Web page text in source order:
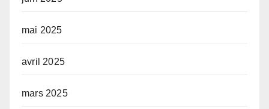
mai 2025
avril 2025
mars 2025